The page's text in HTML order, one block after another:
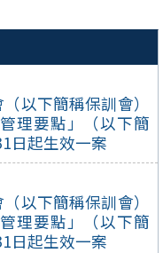
以下簡稱保訓會）
理要點」（以下簡
日起生效一案
以下簡稱保訓會）
理要點」（以下簡
日起生效一案